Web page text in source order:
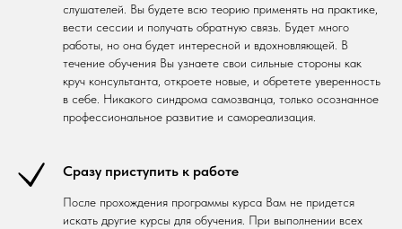
слушателей. Вы будете всю теорию применять на практике,
вести сессии и получать обратную связь. Будет много
работы, но она будет интересной и вдохновляющей. В
течение обучения Вы узнаете свои сильные стороны как
круч консультанта, откроете новые, и обретете уверенность
в себе. Никакого синдрома самозванца, только осознанное
профессиональное развитие и самореализация.
Сразу приступить к работе
После прохождения программы курса Вам не придется
искать другие курсы для обучения. При выполнении всех